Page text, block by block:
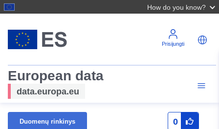
How do you know?
Prisijungti
European data
data.europa.eu
Duomenų rinkinys 0